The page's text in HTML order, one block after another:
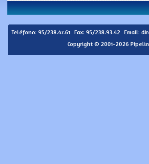
Teléfono: 95/238.47.61 Fax: 95/238.93.42 Email:
Copyright © 2001-2026